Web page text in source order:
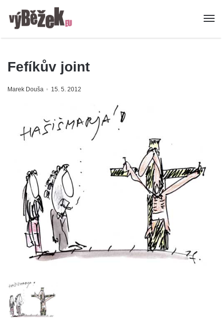
Fefíkův joint
Marek Douša 15. 5. 2012